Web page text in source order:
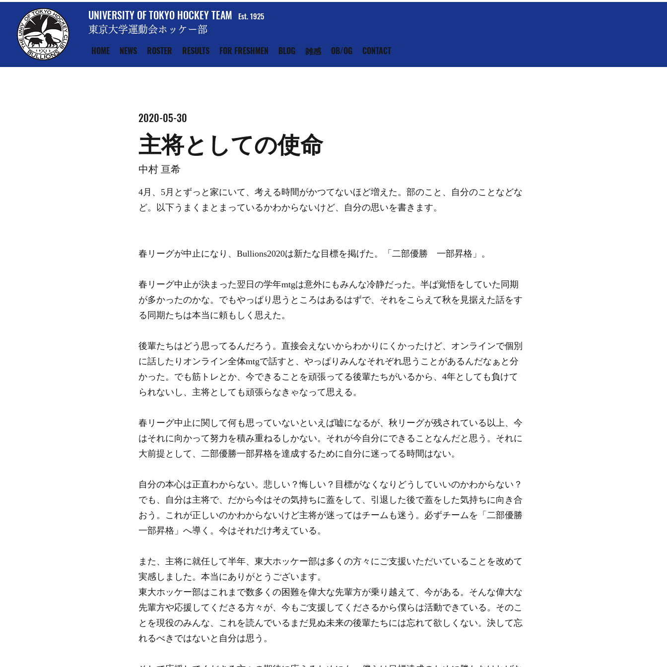
UNIVERSITY OF TOKYO HOCKEY TEAM
東京大学運動会ホッケー部
Est. 1925
HOME NEWS ROSTER RESULTS FOR FRESHMEN BLOG 雑感 OB/OG CONTACT
2020-05-30
主将としての使命
中村 亘希
4月、5月とずっと家にいて、考える時間がかつてないほど増えた。部のこと、自分のことなどな
ど。以下うまくまとまっているかわからないけど、自分の思いを書きます。
春リーグが中止になり、Bullions2020は新たな目標を掲げた。「二部優勝 一部昇格」。
春リーグ中止が決まった翌日の学年mtgは意外にもみんな冷静だった。半ば覚悟をしていた同期
が多かったのかな。でもやっぱり思うところはあるはずで、それをこらえて秋を見据えた話をす
る同期たちは本当に頼もしく思えた。
後輩たちはどう思ってるんだろう。直接会えないからわかりにくかったけど、オンラインで個別
に話したりオンライン全体mtgで話すと、やっぱりみんなそれぞれ思うことがあるんだなぁと分
かった。でも筋トレとか、今できることを頑張ってる後輩たちがいるから、4年としても負けて
られないし、主将としても頑張らなきゃなって思える。
春リーグ中止に関して何も思っていないといえば嘘になるが、秋リーグが残されている以上、今
はそれに向かって努力を積み重ねるしかない。それが今自分にできることなんだと思う。それに
大前提として、二部優勝一部昇格を達成するために自分に迷ってる時間はない。
自分の本心は正直わからない。悲しい？悔しい？目標がなくなりどうしていいのかわからない？
でも、自分は主将で、だから今はその気持ちに蓋をして、引退した後で蓋をした気持ちに向き合
おう。これが正しいのかわからないけど主将が迷ってはチームも迷う。必ずチームを「二部優勝
一部昇格」へ導く。今はそれだけ考えている。
また、主将に就任して半年、東大ホッケー部は多くの方々にご支援いただいていることを改めて
実感しました。本当にありがとうございます。
東大ホッケー部はこれまで数多くの困難を偉大な先輩方が乗り越えて、今がある。そんな偉大な
先輩方や応援してくださる方々が、今もご支援してくださるから僕らは活動できている。そのこ
とを現役のみんな、これを読んでいるまだ見ぬ未来の後輩たちには忘れて欲しくない。決して忘
れるべきではないと自分は思う。